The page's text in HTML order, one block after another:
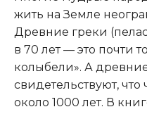
жить на Земле
Древние греки
в 70 лет — это почти
колыбели». А
свидетельствуют,
около 1000 лет. В